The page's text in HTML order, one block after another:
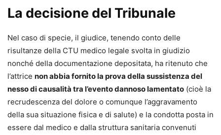
La decisione del Tribunale
Nel caso di specie, il giudice, tenendo conto delle
risultanze della CTU medico legale svolta in giudizio
nonché della documentazione depositata, ha ritenuto che
l’attrice non abbia fornito la prova della sussistenza del
nesso di causalità tra l’evento dannoso lamentato (cioè la
recrudescenza del dolore o comunque l’aggravamento
della sua situazione fisica e di salute) e la condotta posta in
essere dal medico e dalla struttura sanitaria convenuti